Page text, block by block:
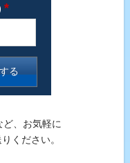
*
ど、お気軽に
ください。